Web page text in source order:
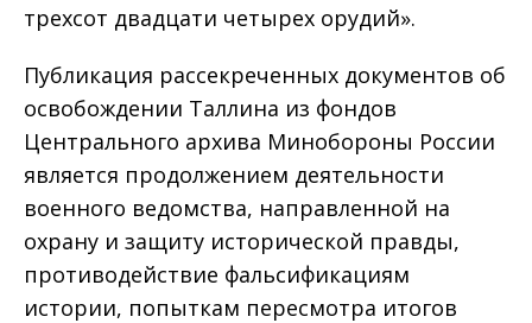
трехсот двадцати четырех орудий».
Публикация рассекреченных документов об
освобождении Таллина из фондов
Центрального архива Минобороны России
является продолжением деятельности
военного ведомства, направленной на
охрану и защиту исторической правды,
противодействие фальсификациям
истории, попыткам пересмотра итогов